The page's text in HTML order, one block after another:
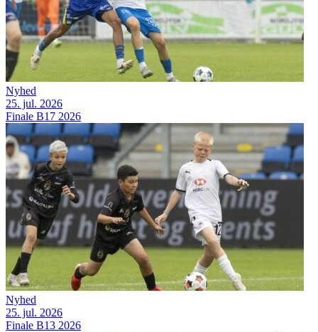
Nyhed
25. jul. 2026
Finale B17 2026
Nyhed
25. jul. 2026
Finale B13 2026